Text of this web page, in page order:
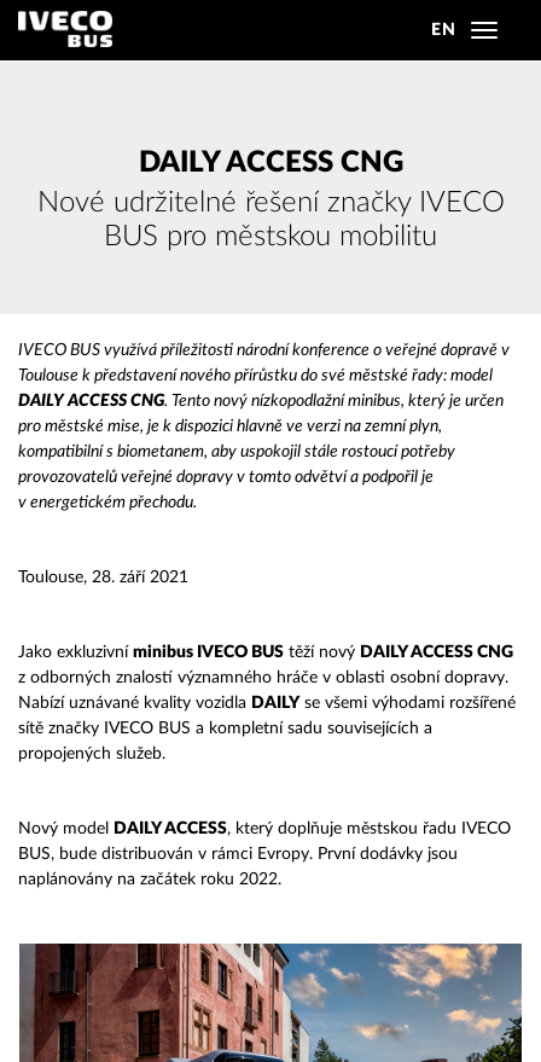
EN
Toggle
DAILY ACCESS CNG
Nové udržitelné řešení značky IVECO
BUS pro městskou mobilitu
IVECO BUS využívá příležitosti národní konference o veřejné dopravě v
Toulouse k představení nového přírůstku do své městské řady: model
DAILY ACCESS CNG. Tento nový nízkopodlažní minibus, který je určen
pro městské mise, je k dispozici hlavně ve verzi na zemní plyn,
kompatibilní s biometanem, aby uspokojil stále rostoucí potřeby
provozovatelů veřejné dopravy v tomto odvětví a podpořil je
v energetickém přechodu.
Toulouse, 28. září 2021
Jako exkluzivní minibus IVECO BUS těží nový DAILY ACCESS CNG
z odborných znalostí významného hráče v oblasti osobní dopravy.
Nabízí uznávané kvality vozidla DAILY se všemi výhodami rozšířené
sítě značky IVECO BUS a kompletní sadu souvisejících a
propojených služeb.
Nový model DAILY ACCESS, který doplňuje městskou řadu IVECO
BUS, bude distribuován v rámci Evropy. První dodávky jsou
naplánovány na začátek roku 2022.